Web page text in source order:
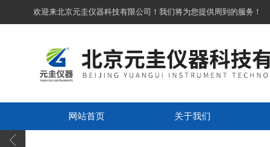
欢迎来北京元圭仪器科技有限公司！我们将为您提供周到的服务！
网站首页 关于我们